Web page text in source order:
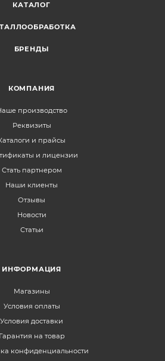
КАТАЛОГ
БРЕНДЫ
КОМПАНИЯ
производство
Реквизиты
и прайсы
и лицензии
Стать партнером
Наши клиенты
Отзывы
Новости
Статьи
ИНФОРМАЦИЯ
Магазины
Условия оплаты
Условия доставки
Гарантия на товар
конфиденциальности